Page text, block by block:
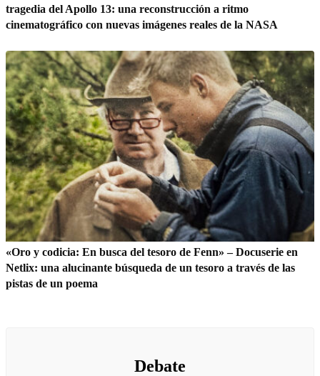
tragedia del Apollo 13: una reconstrucción a ritmo
cinematográfico con nuevas imágenes reales de la NASA
«Oro y codicia: En busca del tesoro de Fenn» – Docuserie en
Netlix: una alucinante búsqueda de un tesoro a través de las
pistas de un poema
Debate